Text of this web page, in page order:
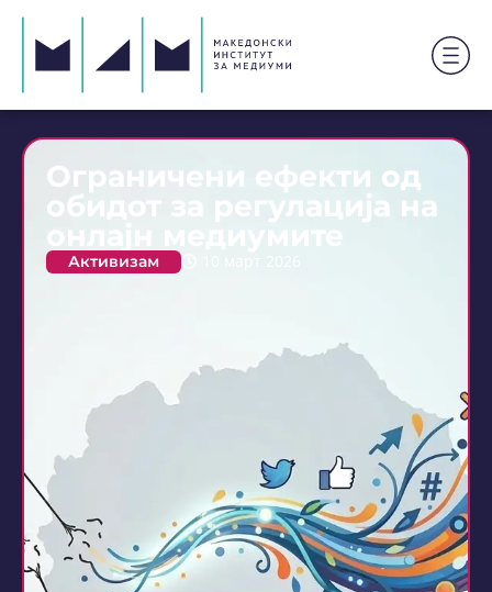
Ограничени ефекти од
обидот за регулација на
онлајн медиумите
Активизам